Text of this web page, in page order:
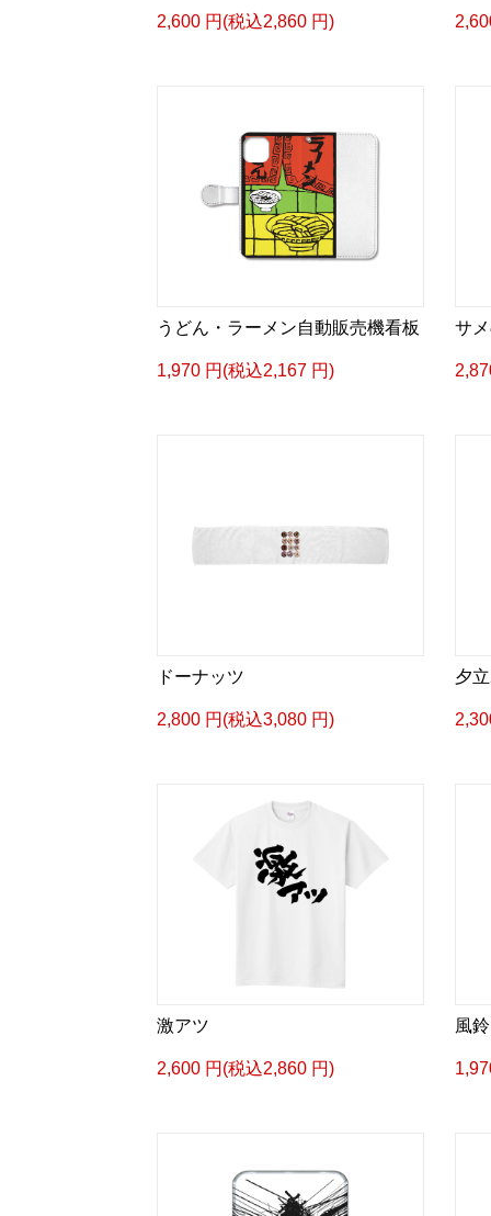
2,600 円(税込2,860 円)
うどん・ラーメン自動販売機看板
1,970 円(税込2,167 円)
サ
ドーナッツ
2,800 円(税込3,080 円)
夕
激アツ
2,600 円(税込2,860 円)
風